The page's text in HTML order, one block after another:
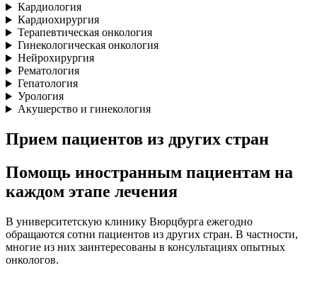
Кардиология
Кардиохирургия
Терапевтическая онкология
Гинекологическая онкология
Нейрохирургия
Рематология
Гепатология
Урология
Акушерство и гинекология
Прием пациентов из других стран
Помощь иностранным пациентам на
каждом этапе лечения
В университетскую клинику Вюрцбурга ежегодно
обращаются сотни пациентов из других стран. В частности,
многие из них заинтересованы в консультациях опытных
онкологов.